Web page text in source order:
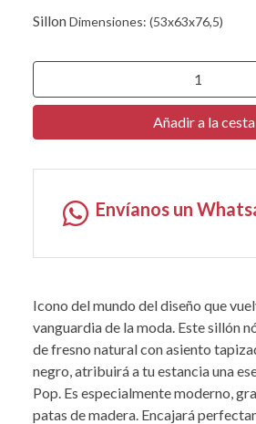
SillonDimensiones: (53x63x76,5)
Añadir a la cesta
Envíanos un
Icono del mundo del diseño que
vanguardia de la moda. Este sillón
de fresno natural con asiento
negro, atribuirá a tu estancia una
Pop. Es especialmente moderno,
patas de madera. Encajará